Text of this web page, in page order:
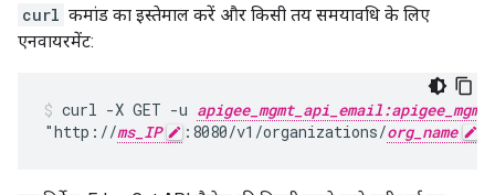
curl कमांड का इस्तेमाल करें और किसी तय समयावधि के लिए
एनवायरमेंट:
curl -X GET -u
"http://ms_IP :8080/v1/organizations/org_name